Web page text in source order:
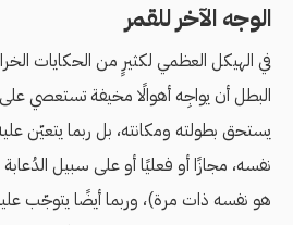
الوجه الآخر للقمر
في الهيكل العظمي لكثيرٍ من الحكايات
البطل أن يواجِه أهوالًا مخيفة تستعصي
يستحق بطولته ومكانته، بل ربما يتعيّن
نفسه، مجازًا أو فعليًا أو على سبيل
هو نفسه ذات مرة)، وربما أيضًا يتوجّب